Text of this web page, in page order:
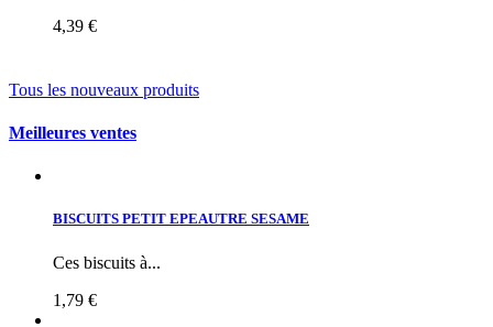
4,39 €
Tous les nouveaux produits
Meilleures ventes
BISCUITS PETIT EPEAUTRE SESAME
Ces biscuits à...
1,79 €